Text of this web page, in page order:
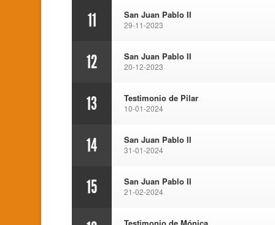
11 San Juan Pablo II
29-11-2023
12 San Juan Pablo II
20-12-2023
13 Testimonio de Pilar
10-01-2024
14 San Juan Pablo II
31-01-2024
15 San Juan Pablo II
21-02-2024